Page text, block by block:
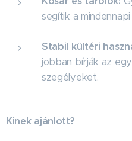
segítik a
Stabil kültéri
jobban bírják az
szegélyeket.
Kinek ajánlott?